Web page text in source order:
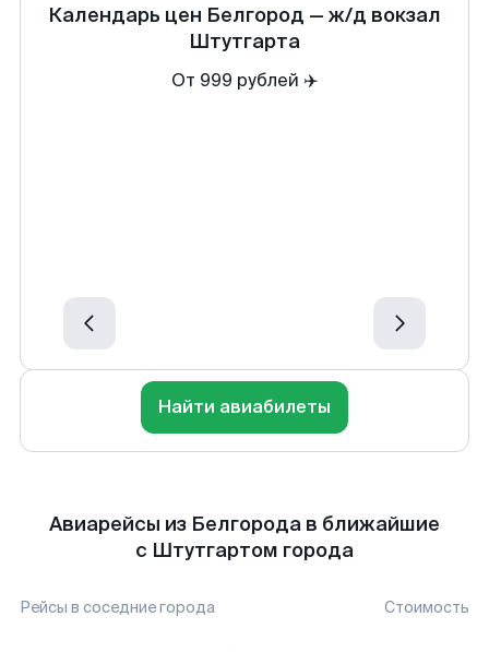
Календарь цен Белгород — ж/д вокзал
Штутгарта
От 999 рублей ✈️
Найти авиабилеты
Авиарейсы из Белгорода в ближайшие
с Штутгартом города
Рейсы в соседние города Стоимость